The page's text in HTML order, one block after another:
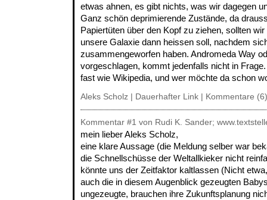
etwas ahnen, es gibt nichts, was wir dagegen
Ganz schön deprimierende Zustände, da
Papiertüten über den Kopf zu ziehen, sollten
unsere Galaxie dann heissen soll, nachdem
zusammengeworfen haben. Andromeda Way
vorgeschlagen, kommt jedenfalls nicht in
fast wie Wikipedia, und wer möchte da schon
Aleks Scholz | Dauerhafter Link Kommentare (6)
Kommentar #1 von Rudi K. Sander;
mein lieber Aleks Scholz,
eine klare Aussage (die Meldung selber war
die Schnellschüsse der Weltallkieker nicht
könnte uns der Zeitfaktor kaltlassen (Nicht
auch die in diesem Augenblick gezeugten
ungezeugte, brauchen ihre Zukunftsplanung